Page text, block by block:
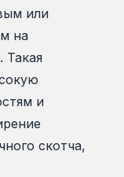
или
на
Такая
и
скотча,